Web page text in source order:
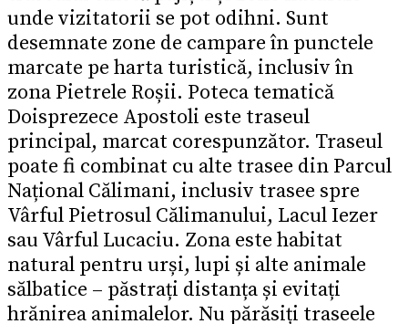
unde vizitatorii se pot odihni. Sunt
desemnate zone de campare în punctele
marcate pe harta turistică, inclusiv în
zona Pietrele Roșii. Poteca tematică
Doisprezece Apostoli este traseul
principal, marcat corespunzător. Traseul
poate fi combinat cu alte trasee din Parcul
Național Călimani, inclusiv trasee spre
Vârful Pietrosul Călimanului, Lacul Iezer
sau Vârful Lucaciu. Zona este habitat
natural pentru urși, lupi și alte animale
sălbatice – păstrați distanța și evitați
hrănirea animalelor. Nu părăsiți traseele